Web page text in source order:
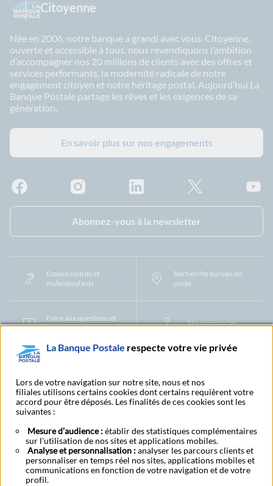
Citoyenne
Née en 2006, notre banque a grandi avec vous. Citoyenne,
ouverte et accessible à tous, nous revendiquons l’ambition
d’accompagner nos 20 millions de clients avec des offres et
services performants, la modernité radicale de notre
engagement citoyen et notre héritage postal. Aujourd’hui La
Banque Postale partage les rêves et les exigences de sa
génération.
En savoir plus sur nos engagements
Abonnez-vous à la newsletter
Espace sourds et
malentendants
Recherche bureau de
poste
Foire aux questions et
centre d'aide
Nous contacter
Protection des Données à Caractère PersonnelFiliales et partenaires
CookiesGestion des cookiesActualiser vos informations
Contestation et réclamation Coordonnées Centres Financiers
Alertes fraudes et points de vigilance Actualités réglementaires CGU
Aide navigateur et systèmes d'exploitation
Vider le cache de votre navigateurLexique Aide et accessibilité
Accessibilité – Partiellement conforme Espace candidature
BFI - Banque de Financement et d'Investissement
La Banque Postale respecte votre vie privée
Lors de votre navigation sur notre site, nous et nos
filiales utilisons certains cookies dont certains requièrent votre
accord pour être déposés. Les finalités de ces cookies sont les
suivantes :
Mesure d’audience :établir des statistiques complémentaires
sur l'utilisation de nos sites et applications mobiles.
Analyse et personnalisation :analyser les parcours clients et
personnaliser en temps réel nos sites, applications mobiles et
communications en fonction de votre navigation et de votre
profil.